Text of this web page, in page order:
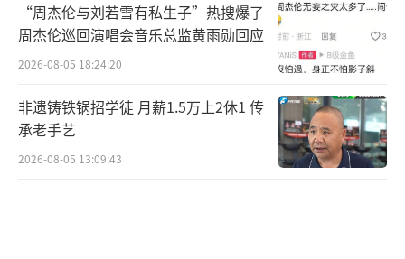
“周杰伦与刘若雪有私生子”热搜爆了
周杰伦巡回演唱会音乐总监黄雨勋回应
2026-08-05 18:24:20
非遗铸铁锅招学徒 月薪1.5万上2休1 传
承老手艺
2026-08-05 13:09:43